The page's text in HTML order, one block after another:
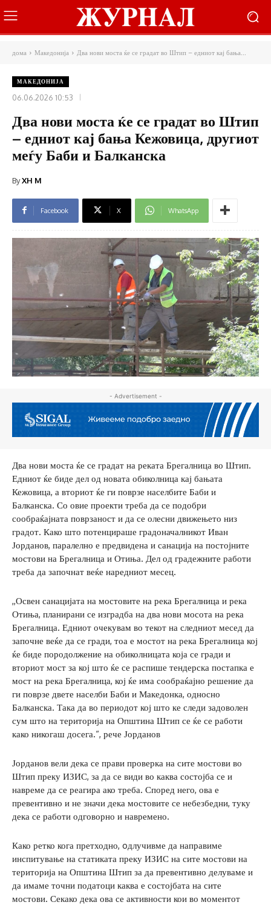
дома Македонија Два нови моста ќе се градат во Штип – едниот кај бања...
МАКЕДОНИЈА
06.06.2026 10:53
Два нови моста ќе се градат во Штип
– едниот кај бања Кежовица, другиот
меѓу Баби и Балканска
ByXH M
Facebook X WhatsApp
- Advertisement -
Два нови моста ќе се градат на реката Брегалница во Штип.
Едниот ќе биде дел од новата обиколница кај бањата
Кежовица, а вториот ќе ги поврзе населбите Баби и
Балканска. Со овие проекти треба да се подобри
сообраќајната поврзаност и да се олесни движењето низ
градот. Како што потенцираше градоначалникот Иван
Јорданов, паралелно е предвидена и санација на постојните
мостови на Брегалница и Отиња. Дел од градежните работи
треба да започнат веќе наредниот месец.
,,Освен санацијата на мостовите на река Брегалница и река
Отиња, планирани се изградба на два нови мосота на река
Брегалница. Едниот очекувам во текот на следниот месед да
започне веќе да се гради, тоа е мостот на река Брегалница кој
ќе биде породолжение на обиколницата која се гради и
вториот мост за кој што ќе се распише тендерска постапка е
мост на река Брегалница, кој ќе има сообраќајно решение да
ги поврзе двете населби Баби и Македонка, односно
Балканска. Така да во периодот кој што ке следи задоволен
сум што на територија на Општина Штип се ќе се работи
како никогаш досега.“, рече Јорданов
Јорданов вели дека се прави проверка на сите мостови во
Штип преку ИЗИС, за да се види во каква состојба се и
навреме да се реагира ако треба. Според него, ова е
превентивно и не значи дека мостовите се небезбедни, туку
дека се работи одговорно и навремено.
Како ретко кога претходно, oдлучивме да направиме
инспитување на статиката преку ИЗИС на сите мостови на
територија на Општина Штип за да превентивно делуваме и
да имаме точни податоци каква е состојбата на сите
мостови. Секако дека ова се активности кои во моментот